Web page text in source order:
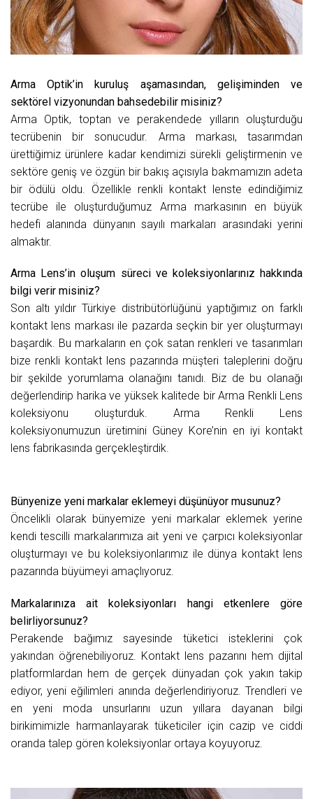
Arma Optik’in kuruluş aşamasından, gelişiminden ve
sektörel vizyonundan bahsedebilir misiniz?
Arma Optik, toptan ve perakendede yılların oluşturduğu
tecrübenin bir sonucudur. Arma markası, tasarımdan
ürettiğimiz ürünlere kadar kendimizi sürekli geliştirmenin ve
sektöre geniş ve özgün bir bakış açısıyla bakmamızın adeta
bir ödülü oldu. Özellikle renkli kontakt lenste edindiğimiz
tecrübe ile oluşturduğumuz Arma markasının en büyük
hedefi alanında dünyanın sayılı markaları arasındaki yerini
almaktır.
Arma Lens’in oluşum süreci ve koleksiyonlarınız hakkında
bilgi verir misiniz?
Son altı yıldır Türkiye distribütörlüğünü yaptığımız on farklı
kontakt lens markası ile pazarda seçkin bir yer oluşturmayı
başardık. Bu markaların en çok satan renkleri ve tasarımları
bize renkli kontakt lens pazarında müşteri taleplerini doğru
bir şekilde yorumlama olanağını tanıdı. Biz de bu olanağı
değerlendirip harika ve yüksek kalitede bir Arma Renkli Lens
koleksiyonu oluşturduk. Arma Renkli Lens
koleksiyonumuzun üretimini Güney Kore’nin en iyi kontakt
lens fabrikasında gerçekleştirdik.
Bünyenize yeni markalar eklemeyi düşünüyor musunuz?
Öncelikli olarak bünyemize yeni markalar eklemek yerine
kendi tescilli markalarımıza ait yeni ve çarpıcı koleksiyonlar
oluşturmayı ve bu koleksiyonlarımız ile dünya kontakt lens
pazarında büyümeyi amaçlıyoruz.
Markalarınıza ait koleksiyonları hangi etkenlere göre
belirliyorsunuz?
Perakende bağımız sayesinde tüketici isteklerini çok
yakından öğrenebiliyoruz. Kontakt lens pazarını hem dijital
platformlardan hem de gerçek dünyadan çok yakın takip
ediyor, yeni eğilimleri anında değerlendiriyoruz. Trendleri ve
en yeni moda unsurlarını uzun yıllara dayanan bilgi
birikimimizle harmanlayarak tüketiciler için cazip ve ciddi
oranda talep gören koleksiyonlar ortaya koyuyoruz.